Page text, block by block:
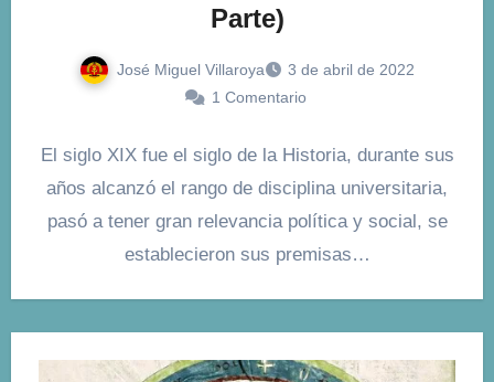
Parte)
José Miguel Villaroya
3 de abril de 2022
1 Comentario
El siglo XIX fue el siglo de la Historia, durante sus
años alcanzó el rango de disciplina universitaria,
pasó a tener gran relevancia política y social, se
establecieron sus premisas…